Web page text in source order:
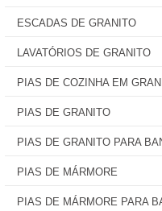
ESCADAS DE GRANITO
LAVATÓRIOS DE GRANITO
PIAS DE COZINHA EM
PIAS DE GRANITO
PIAS DE GRANITO PARA
PIAS DE MÁRMORE
PIAS DE MÁRMORE PARA